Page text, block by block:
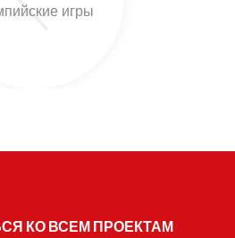
игры
КО ВСЕМ ПРОЕКТАМ